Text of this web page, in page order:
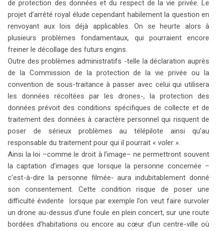
de protection des données et du respect de la vie privée. Le
projet d’arrêté royal élude cependant habilement la question en
renvoyant aux lois déjà applicables. On se heurte alors à
plusieurs problèmes fondamentaux, qui pourraient encore
freiner le décollage des futurs engins.
Outre des problèmes administratifs -telle la déclaration auprès
de la Commission de la protection de la vie privée ou la
convention de sous-traitance à passer avec celui qui utilisera
les données récoltées par les drones-, la protection des
données prévoit des conditions spécifiques de collecte et de
traitement des données à caractère personnel qui risquent de
poser de sérieux problèmes au télépilote ainsi qu’au
responsable du traitement pour qui il pourrait « voler ».
Ainsi la loi –comme le droit à l’image– ne permettront souvent
la captation d’images que lorsque la personne concernée –
c’est-à-dire la personne filmée- aura indubitablement donné
son consentement. Cette condition risque de poser une
difficulté évidente lorsque par exemple l’on veut faire survoler
un drone au-dessus d’une foule en plein concert, sur une route
bordées d’habitations ou encore au cœur d’un centre-ville où
search